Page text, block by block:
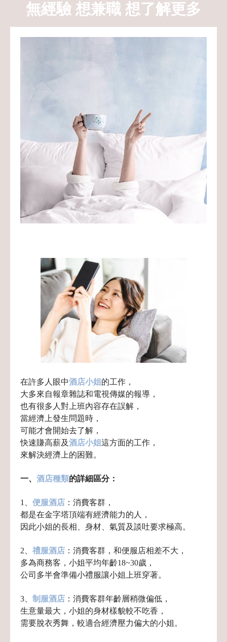
無經驗 想兼職 想了解更多
在許多人眼中酒店小姐 的工作，
大多來自報章雜誌和電視傳媒的報導，
也有很多人對上班內容存在誤解，
當經濟上發生問題時，
可能才會開始去了解，
快速賺高薪及酒店小姐這方面的工作，
來解決經濟上的困難。
一、 酒店種類的詳細區分：
1、 便服酒店 ：消費客群，
都是在金字塔頂端有經濟能力的人，
因此小姐的長相、身材、氣質及談吐要求極高。
2、 禮服酒店 ：消費客群， 和便服店相差不大，
多為商務客，小姐平均年齡18~30歲，
公司多半會準備小禮服讓小姐上班穿著。
3、 制服酒店 ：消費客群年齡層稍微偏低，
生意量最大，小姐的身材樣貌較不吃香，
需要脫衣秀舞， 較適合經濟壓力偏大的小姐。